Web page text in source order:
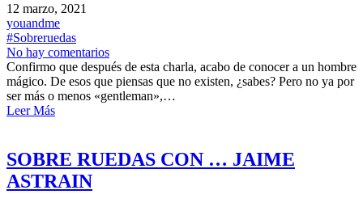
12 marzo, 2021
youandme
#Sobreruedas
No hay comentarios
Confirmo que después de esta charla, acabo de conocer a un hombre
mágico. De esos que piensas que no existen, ¿sabes? Pero no ya por
ser más o menos «gentleman»,…
Leer Más
SOBRE RUEDAS CON … JAIME
ASTRAIN